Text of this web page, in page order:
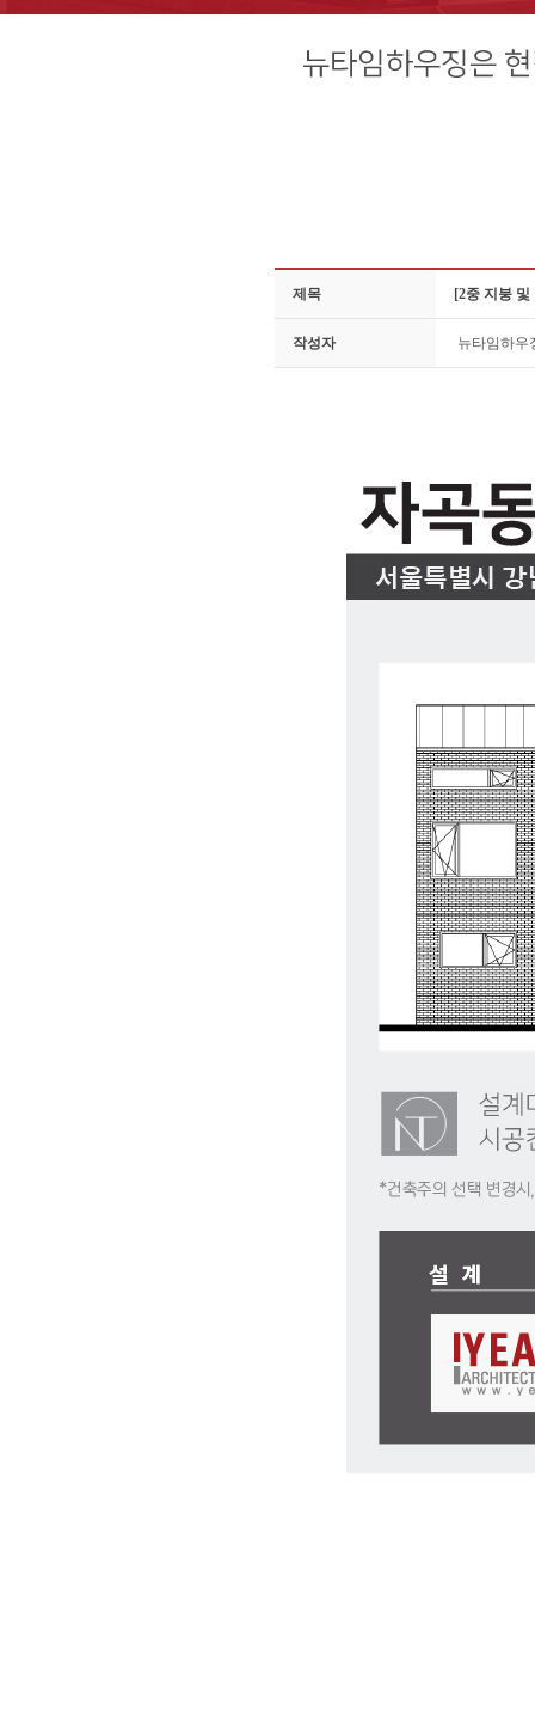
제목 [2중 지붕
작성자 뉴타임하우